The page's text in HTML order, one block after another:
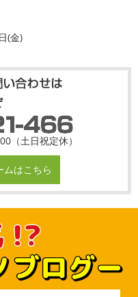
(金)
（土日祝定休）
ムはこちら